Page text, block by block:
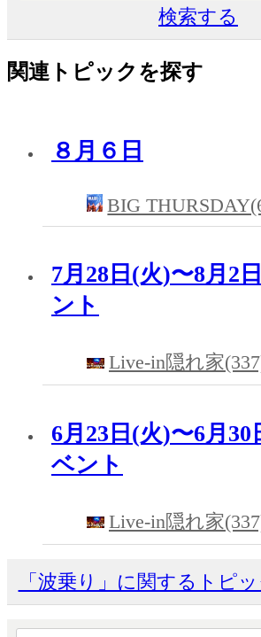
検索する
関連トピックを探す
８月６日
BIG
7月28日(火)〜8月2
ント
Live-in隠れ家
6月23日(火)〜6月30
ベント
Live-in隠れ家
「波乗り」に関するトピ